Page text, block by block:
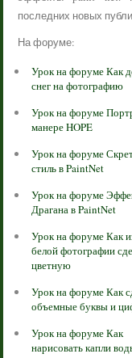
последних новых
На форуме:
Урок на форуме Как
снег на фотографию
Урок на форуме
манере HOPE
Урок на форуме
стиль в PaintNet
Урок на форуме
Драгана в PaintNet
Урок на форуме Как
белой фотографии
цветную
Урок на форуме Как
объемные буквы и
Урок на форуме Как
нарисовать капли